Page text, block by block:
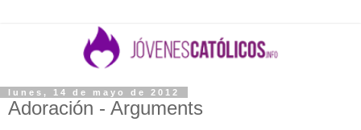
lunes, 14 de mayo de 2012
Adoración - Arguments